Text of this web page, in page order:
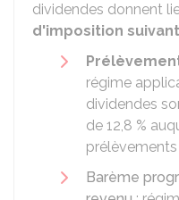
dividendes donnent
d'imposition
régime
dividendes
de 12,8 %
prélèvements
Barème